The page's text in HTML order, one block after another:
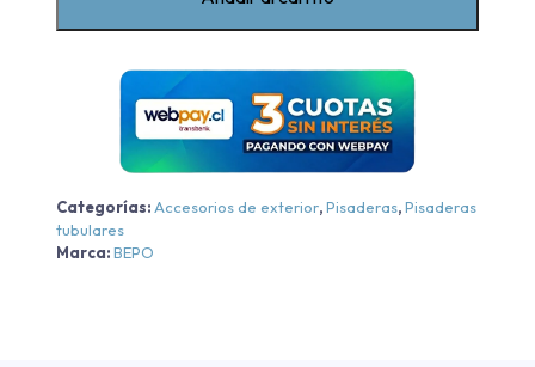
Big
Horn/Rebel
Negra
Negra
2024-
Categorías: Accesorios de exterior,Pisaderas,Pisaderas
tubulares
Marca:BEPO